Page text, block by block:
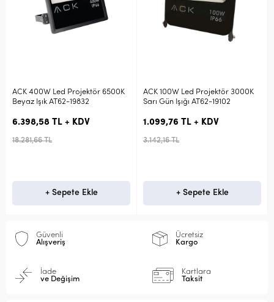
ACK 400W Led Projektör 6500K
Beyaz Işık AT62-19832
6.398,58 TL + KDV
18.281,66 TL
+ Sepete Ekle
ACK 100W Led Projektör 3000K
Sarı Gün Işığı AT62-19102
1.099,76 TL + KDV
3.142,16 TL
+ Sepete Ekle
Güvenli
Alışveriş
Ücretsiz
Kargo
İade
ve Değişim
Kartlara
Taksit